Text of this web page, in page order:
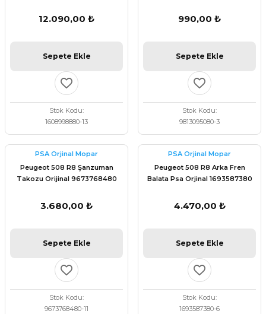
12.090,00 ₺
Sepete Ekle
Stok Kodu
1608998880-13
990,00 ₺
Sepete Ekle
Stok Kodu
9813095080-3
PSA Orjinal Mopar
Peugeot 508 R8 Şanzuman
Takozu Orijinal 9673768480
3.680,00 ₺
Sepete Ekle
Stok Kodu
9673768480-11
PSA Orjinal Mopar
Peugeot 508 R8 Arka Fren
Balata Psa Orjinal 1693587380
4.470,00 ₺
Sepete Ekle
Stok Kodu
1693587380-6